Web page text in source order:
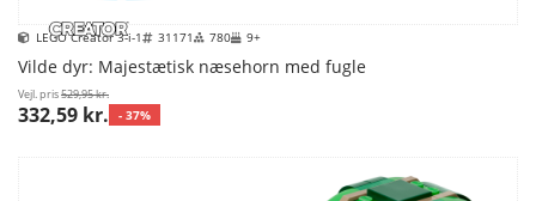
LEGO Creator 3-i-1 31171 780 9+
Vilde dyr: Majestætisk næsehorn med fugle
Vejl. pris529,95 kr.
332,59 kr. - 37%